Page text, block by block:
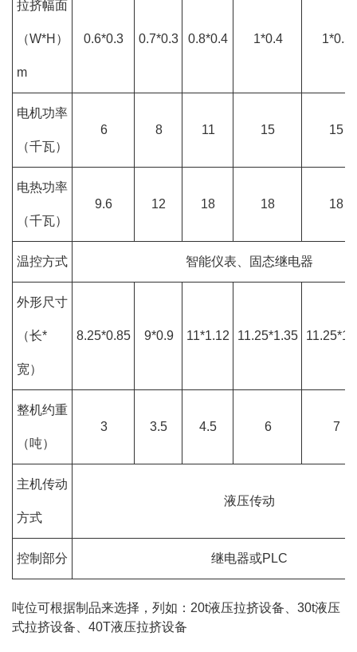
拉挤幅面
（W*H）
m
0.6*0.3 0.7*0.3 0.8*0.4 1*0.4 1*0.5
电机功率
（千瓦）
6 8 11 15 15
电热功率
（千瓦）
9.6 12 18 18 18
温控方式 智能仪表、固态继电器
外形尺寸
（长*
宽）
8.25*0.85 9*0.9 11*1.12 11.25*1.35
整机约重
（吨）
3 3.5 4.5 6 7
主机传动
方式
液压传动
控制部分 继电器或PLC
吨位可根据制品来选择，列如：20t液压拉挤设备、30t液压
式拉挤设备、40T液压拉挤设备